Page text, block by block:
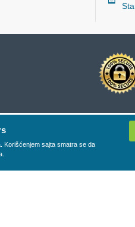
Korišćenjem sajta smatra se da